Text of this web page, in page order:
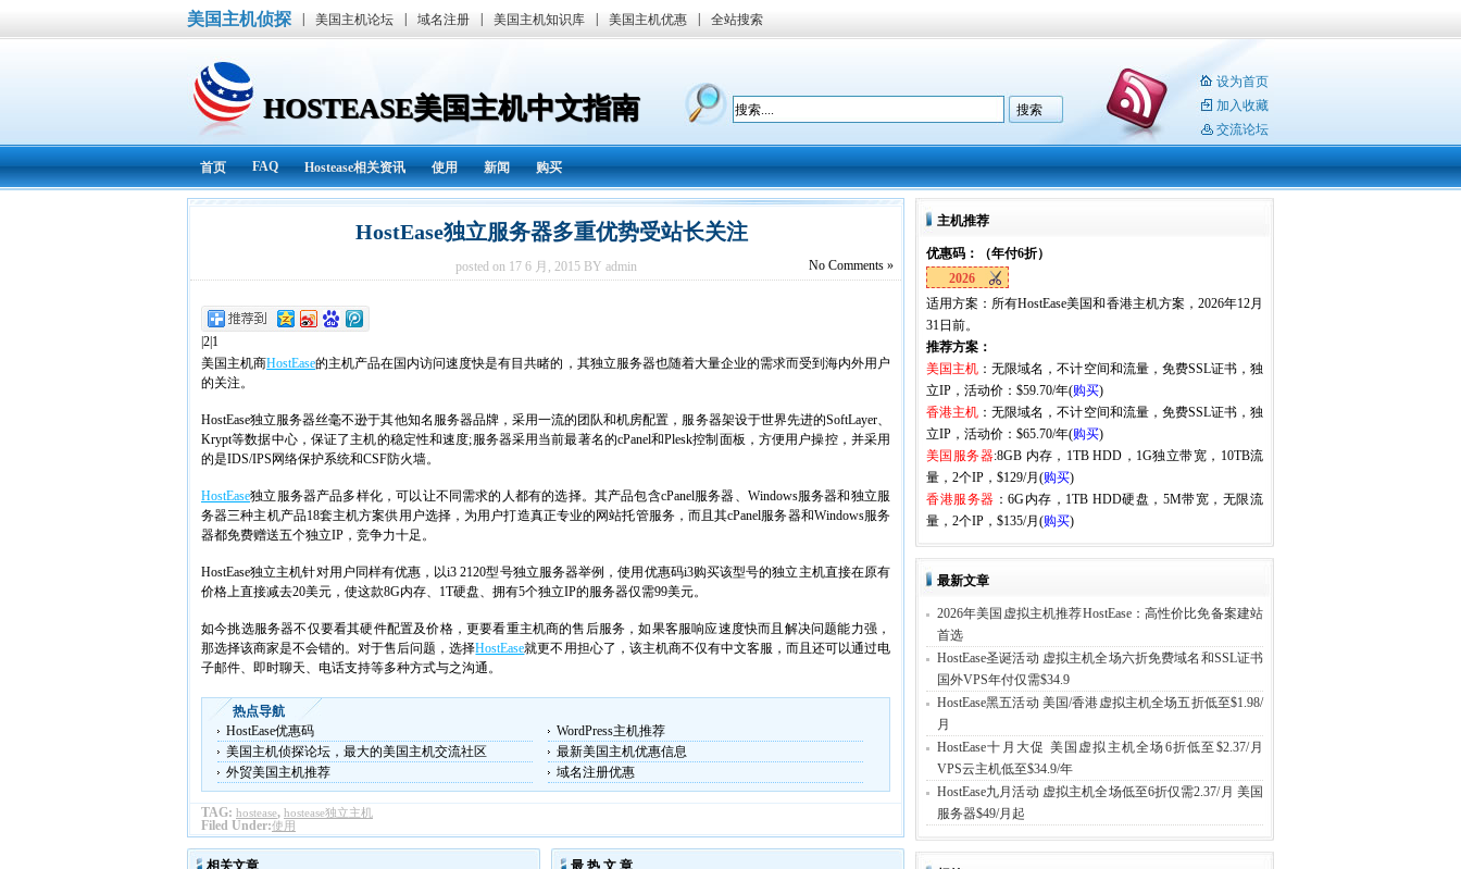
美国主机侦探 美国主机论坛 域名注册 美国主机知识库 美国主机优惠 全站搜索
HOSTEASE美国主机中文指南
设为首页
加入收藏
交流论坛
首页 FAQ Hostease相关资讯 使用 新闻 购买
HostEase独立服务器多重优势受站长关注
posted on 17 6 月, 2015 BY admin No Comments »
|2|1
美国主机商HostEase的主机产品在国内访问速度快是有目共睹的，其独立服务器也随着大量企业的需求而受到海内外用户
的关注。
HostEase独立服务器丝毫不逊于其他知名服务器品牌，采用一流的团队和机房配置，服务器架设于世界先进的SoftLayer、
Krypt等数据中心，保证了主机的稳定性和速度;服务器采用当前最著名的cPanel和Plesk控制面板，方便用户操控，并采用
的是IDS/IPS网络保护系统和CSF防火墙。
HostEase独立服务器产品多样化，可以让不同需求的人都有的选择。其产品包含cPanel服务器、Windows服务器和独立服
务器三种主机产品18套主机方案供用户选择，为用户打造真正专业的网站托管服务，而且其cPanel服务器和Windows服务
器都免费赠送五个独立IP，竞争力十足。
HostEase独立主机针对用户同样有优惠，以i3 2120型号独立服务器举例，使用优惠码i3购买该型号的独立主机直接在原有
价格上直接减去20美元，使这款8G内存、1T硬盘、拥有5个独立IP的服务器仅需99美元。
如今挑选服务器不仅要看其硬件配置及价格，更要看重主机商的售后服务，如果客服响应速度快而且解决问题能力强，
那选择该商家是不会错的。对于售后问题，选择HostEase就更不用担心了，该主机商不仅有中文客服，而且还可以通过电
子邮件、即时聊天、电话支持等多种方式与之沟通。
热点导航
HostEase优惠码
WordPress主机推荐
美国主机侦探论坛，最大的美国主机交流社区
最新美国主机优惠信息
外贸美国主机推荐
域名注册优惠
TAG: hostease, hostease独立主机
Filed Under:使用
相关文章 最 热 文 章
主机推荐
优惠码：（年付6折）
2026
适用方案：所有HostEase美国和香港主机方案，2026年12月
31日前。
推荐方案：
美国主机 ：无限域名，不计空间和流量，免费SSL证书，独
立IP，活动价：$59.70/年(购买)
香港主机 ：无限域名，不计空间和流量，免费SSL证书，独
立IP，活动价：$65.70/年(购买)
美国服务器:8GB 内存，1TB HDD，1G独立带宽，10TB流
量，2个IP，$129/月(购买)
香港服务器 ：6G内存，1TB HDD硬盘，5M带宽，无限流
量，2个IP，$135/月(购买)
最新文章
2026年美国虚拟主机推荐HostEase：高性价比免备案建站
首选
HostEase圣诞活动 虚拟主机全场六折免费域名和SSL证书
国外VPS年付仅需$34.9
HostEase黑五活动 美国/香港虚拟主机全场五折低至$1.98/
月
HostEase十月大促 美国虚拟主机全场6折低至$2.37/月
VPS云主机低至$34.9/年
HostEase九月活动 虚拟主机全场低至6折仅需2.37/月 美国
服务器$49/月起